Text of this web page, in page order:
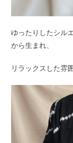
ゆったりしたシル
から生まれ、
リラックスした雰